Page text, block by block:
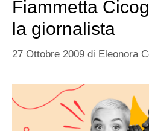
Fiammetta
la giornalista
27 Ottobre 2009 di Eleonora